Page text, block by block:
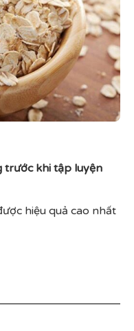
trước khi tập luyện
hiệu quả cao nhất